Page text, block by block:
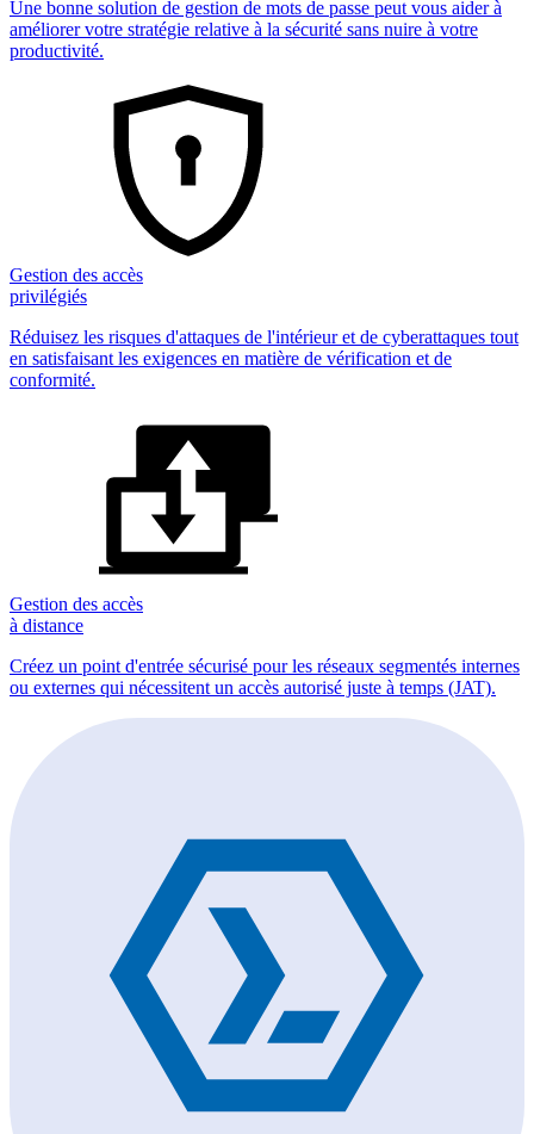
Une bonne solution de gestion de mots de passe peut vous aider à
améliorer votre stratégie relative à la sécurité sans nuire à votre
productivité.
Gestion des accès
privilégiés
Réduisez les risques d'attaques de l'intérieur et de cyberattaques tout
en satisfaisant les exigences en matière de vérification et de
conformité.
Gestion des accès
à distance
Créez un point d'entrée sécurisé pour les réseaux segmentés internes
ou externes qui nécessitent un accès autorisé juste à temps (JAT).